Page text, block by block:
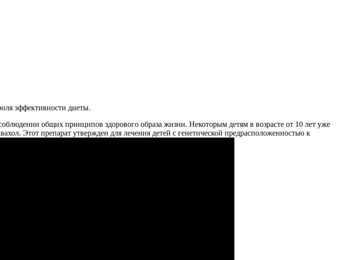
эффективности диеты.
общих принципов здорового образа жизни. Некоторым детям в возрасте от 10 лет уже
Этот препарат утвержден для лечения детей с генетической предрасположенностью к